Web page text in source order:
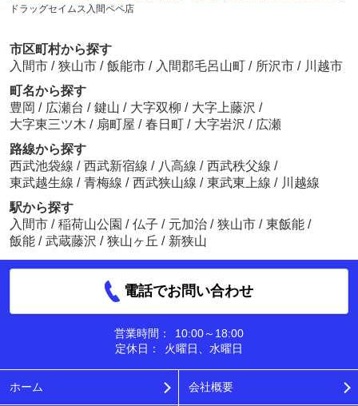
ドラッグセイムス入間ペペ店
市区町村から探す
入間市 / 狭山市 / 飯能市 / 入間郡毛呂山町 / 所沢市 / 川越市
町名から探す
豊岡 / 広瀬台 / 鍵山 / 大字双柳 / 大字上藤沢 /
大字東三ツ木 / 扇町屋 / 春日町 / 大字岩沢 / 広瀬
路線から探す
西武池袋線 / 西武新宿線 / 八高線 / 西武秩父線 /
東武越生線 / 青梅線 / 西武狭山線 / 東武東上線 / 川越線
駅から探す
入間市 / 稲荷山公園 / 仏子 / 元加治 / 狭山市 / 東飯能 /
飯能 / 武蔵藤沢 / 狭山ヶ丘 / 新狭山
電話でお問い合わせ
営業時間：
10:00～18:00
定休日：
火曜日、水曜日
ホーム 会社概要